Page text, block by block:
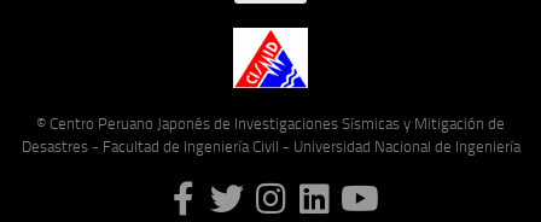
© Centro Peruano Japonés de Investigaciones Sísmicas y Mitigación de
Desastres - Facultad de Ingeniería Civil - Universidad Nacional de Ingeniería